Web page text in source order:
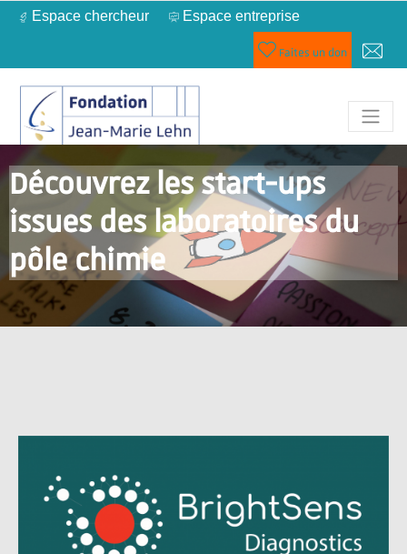
Espace chercheur Espace entreprise
Faites un don
Découvrez les start-ups
issues des laboratoires du
pôle chimie